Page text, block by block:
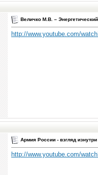
Величко М.В. –
http://www.youtube.com/
Армия России - взгляд изнутри
http://www.youtube.com/